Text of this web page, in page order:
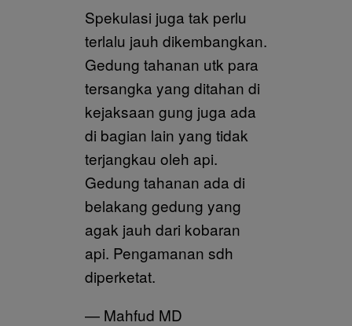
Spekulasi juga tak perlu
terlalu jauh dikembangkan.
Gedung tahanan utk para
tersangka yang ditahan di
kejaksaan gung juga ada
di bagian lain yang tidak
terjangkau oleh api.
Gedung tahanan ada di
belakang gedung yang
agak jauh dari kobaran
api. Pengamanan sdh
diperketat.
— Mahfud MD